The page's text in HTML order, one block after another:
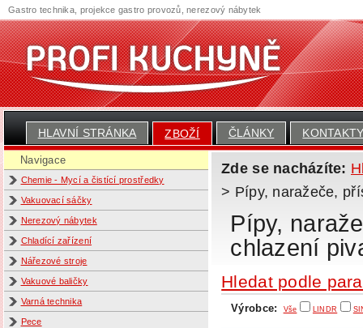
HLAVNÍ STRÁNKA ZBOŽÍ ČLÁNKY
Navigace
Chemie - Mycí a čistící prostředky
Vakuovací sáčky
Nerezový nábytek
Chladící zařízení
Nářezové stroje
Vakuové baličky
Varná technika
Pece
Zde se nacházíte:
> Pípy, naražeče,
Pípy,
chlazení
Hledat podle
Výrobce: Vše LINDR
Gastro technika, projekce gastro provozů, nerezový nábytek